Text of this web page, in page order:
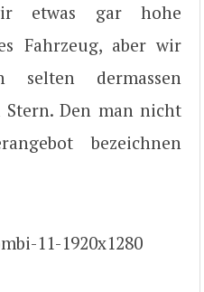
etwas gar hohe
Fahrzeug, aber wir
dermassen
Den man nicht
bezeichnen